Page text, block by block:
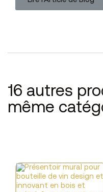
16 autres
même